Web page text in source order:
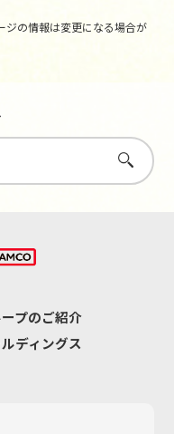
の情報は変更になる場合が
さがす
プのご紹介
ディングス